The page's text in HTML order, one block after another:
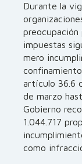
Durante la
preocupación
impuestas
mero
artículo 36.6
de marzo
Gobierno
1.044.717
como